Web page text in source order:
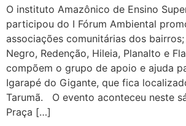
O instituto Amazônico de Ensino
participou do I Fórum Ambiental
associações comunitárias dos
Negro, Redenção, Hileia, Planalto e
compõem o grupo de apoio e ajuda
Igarapé do Gigante, que fica
Tarumã. O evento aconteceu neste
Praça […]